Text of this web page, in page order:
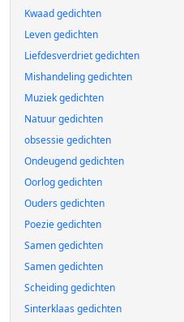
Kwaad gedichten
Leven gedichten
Liefdesverdriet gedichten
Mishandeling gedichten
Muziek gedichten
Natuur gedichten
obsessie gedichten
Ondeugend gedichten
Oorlog gedichten
Ouders gedichten
Poezie gedichten
Samen gedichten
Samen gedichten
Scheiding gedichten
Sinterklaas gedichten